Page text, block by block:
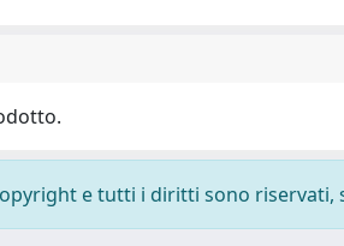
e tutti i diritti sono riservati,